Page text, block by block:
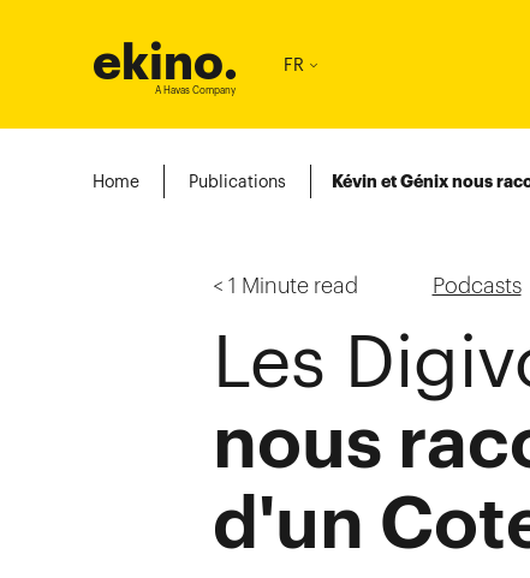
ekino.
A Havas Company
FR
Home Publications Kévin et Génix nous
< 1 Minute read Podcasts
Les
nous
d'un